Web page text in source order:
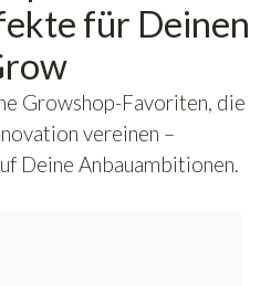
für Deinen
Growshop-Favoriten, die
vereinen –
Deine Anbauambitionen.